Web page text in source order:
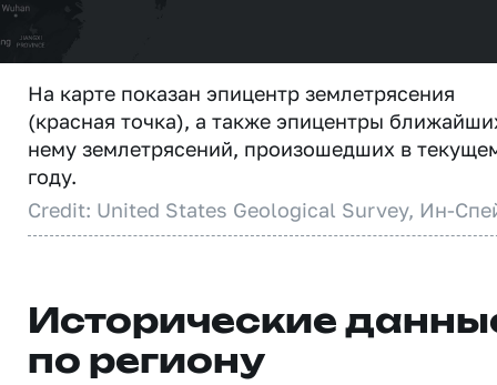
На карте показан эпицентр землетрясения
(красная точка), а также эпицентры
нему землетрясений, произошедших в
году.
Credit: United States Geological Survey, Ин-
Исторические
по региону